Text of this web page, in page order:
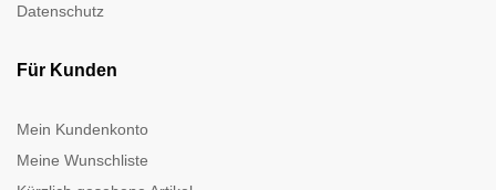
Datenschutz
Für Kunden
Mein Kundenkonto
Meine Wunschliste